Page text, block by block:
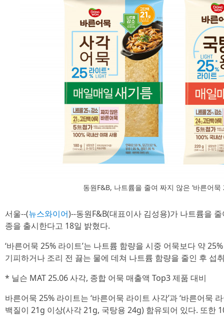
동원F&B, 나트륨을 줄여 짜지 않은 ‘바른어묵
서울--(뉴스와이어)--동원F&B(대표이사 김성용)가 나트륨을 줄
종을 출시한다고 18일 밝혔다.
‘바른어묵 25% 라이트’는 나트륨 함량을 시중 어묵보다 약
기피하거나 조리 전 끓는 물에 데쳐 나트륨 함량을 줄인 후 섭
* 닐슨 MAT 25.06 사각, 종합 어묵 매출액 Top3 제품 대비
바른어묵 25% 라이트는 ‘바른어묵 라이트 사각’과 ‘바른어묵
백질이 21g 이상(사각 21g, 국탕용 24g) 함유되어 있다. 또한